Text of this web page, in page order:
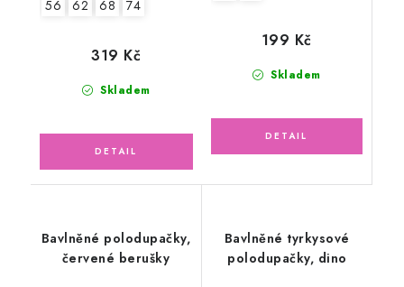
56 62 68 74
Skladem
319 Kč
Skladem
199 Kč
Bavlněné polodupačky,
červené berušky
Bavlněné tyrkysové
polodupačky, dino